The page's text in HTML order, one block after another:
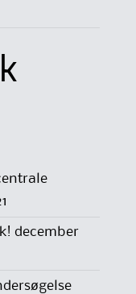
december